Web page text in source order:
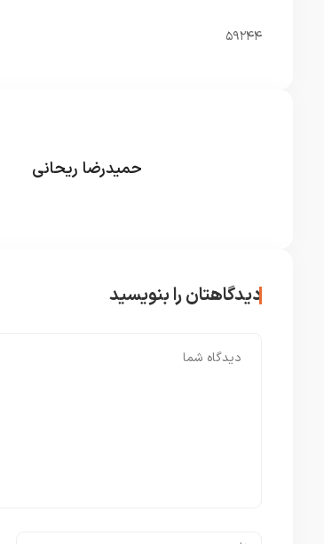
۵۹۲۴۴
حمیدرضا ریحانی
دیدگاهتان را بنویسید